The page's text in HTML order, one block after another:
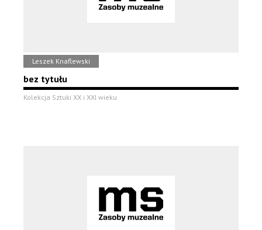
Leszek Knaflewski
bez tytułu
Kolekcja Sztuki XX i XXI wieku